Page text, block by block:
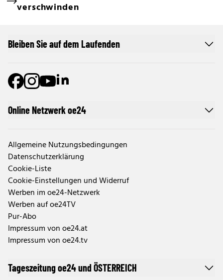
verschwinden
Online Netzwerk oe24
Allgemeine Nutzungsbedingungen
Datenschutzerklärung
Cookie-Liste
Cookie-Einstellungen und Widerruf
Werben im oe24-Netzwerk
Werben auf oe24TV
Pur-Abo
Impressum von oe24.at
Impressum von oe24.tv
Tageszeitung oe24 und ÖSTERREICH
Bleiben Sie auf dem Laufenden